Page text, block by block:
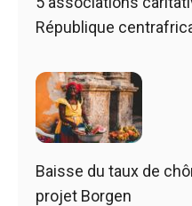
République
Baisse du taux de
projet Borgen